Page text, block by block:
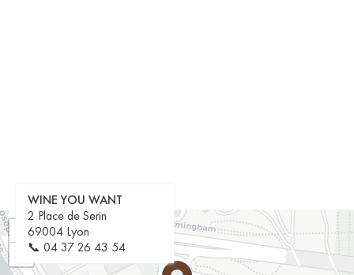
WINE YOU WANT
2 Place de Serin
69004 Lyon
📞 04 37 26 43 54